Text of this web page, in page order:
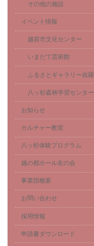
その他の施設
イベント情報
越前市文化センター
いまだて芸術館
ふるさとギャラリー叔羅
八ッ杉森林学習センター
お知らせ
カルチャー教室
八ッ杉体験プログラム
越の都ホール友の会
事業団概要
お問い合わせ
採用情報
申請書ダウンロード